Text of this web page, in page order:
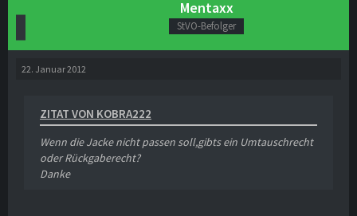
Mentaxx
StVO-Befolger
22. Januar 2012
ZITAT VON KOBRA222
Wenn die Jacke nicht passen soll,gibts ein Umtauschrecht
oder Rückgaberecht?
Danke